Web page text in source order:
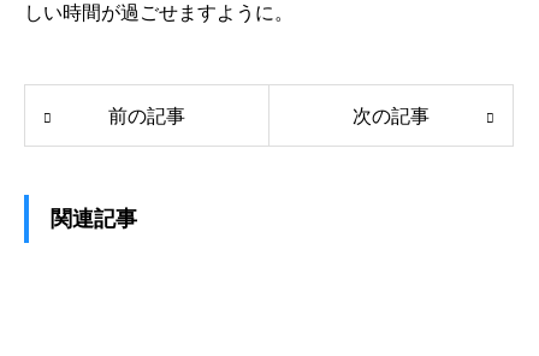
しい時間が過ごせますように。
前の記事 次の記事
関連記事